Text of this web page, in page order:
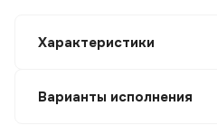
Характеристики
Варианты исполнения